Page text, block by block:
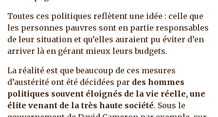
Toutes ces politiques reflètent une idée : celle que
les personnes pauvres sont en partie responsables
de leur situation et qu’elles auraient pu éviter d’en
arriver là en gérant mieux leurs budgets.
La réalité est que beaucoup de ces mesures
d’austérité ont été décidées par des hommes
politiques souvent éloignés de la vie réelle, une
élite venant de la très haute société. Sous le